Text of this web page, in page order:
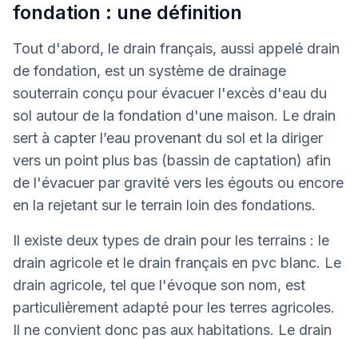
fondation : une définition
Tout d'abord, le drain français, aussi appelé drain
de fondation, est un système de drainage
souterrain conçu pour évacuer l'excès d'eau du
sol autour de la fondation d'une maison. Le drain
sert à capter l’eau provenant du sol et la diriger
vers un point plus bas (bassin de captation) afin
de l'évacuer par gravité vers les égouts ou encore
en la rejetant sur le terrain loin des fondations.
Il existe deux types de drain pour les terrains : le
drain agricole et le drain français en pvc blanc. Le
drain agricole, tel que l'évoque son nom, est
particulièrement adapté pour les terres agricoles.
Il ne convient donc pas aux habitations. Le drain